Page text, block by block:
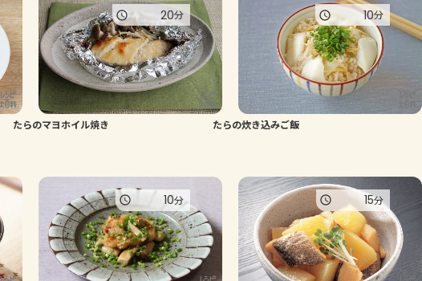
AJINOMOTO PARK とは
たらのマヨホイル焼き
20分
たらの炊き込みご飯
10分
10分 15分